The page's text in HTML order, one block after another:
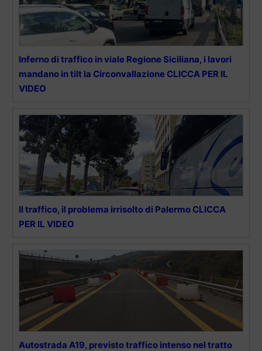
Inferno di traffico in viale Regione Siciliana, i lavori
mandano in tilt la Circonvallazione CLICCA PER IL
VIDEO
Il traffico, il problema irrisolto di Palermo CLICCA
PER IL VIDEO
Autostrada A19, previsto traffico intenso nel tratto